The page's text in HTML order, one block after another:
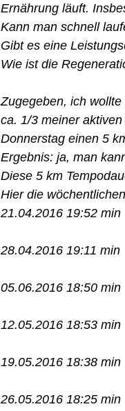
Ernährung läuft.
Kann man schnell
Gibt es eine
Wie ist die
Zugegeben, ich
ca. 1/3 meiner
Donnerstag einen 5
Ergebnis: ja, man
Diese 5 km
Hier die
21.04.2016 19:52 min
28.04.2016 19:11 min
05.06.2016 18:50 min
12.05.2016 18:53 min
19.05.2016 18:38 min
26.05.2016 18:25 min